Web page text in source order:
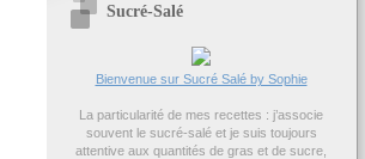
Sucré-Salé
Bienvenue sur Sucré Salé by Sophie
La particularité de mes recettes : j’associe
souvent le sucré-salé et je suis toujours
attentive aux quantités de gras et de sucre,